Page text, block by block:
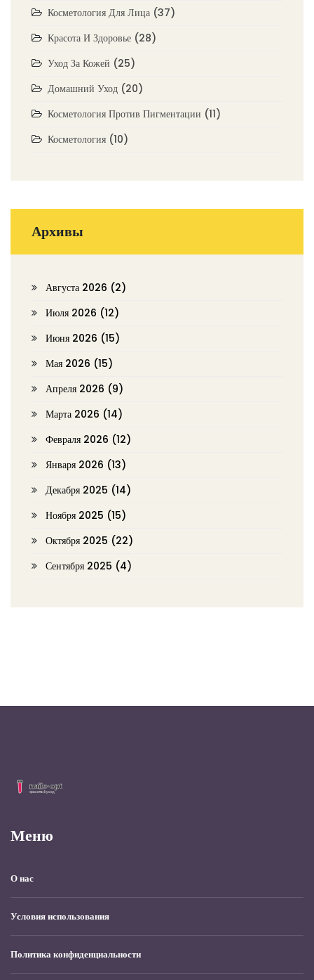
Косметология Для Лица (37)
Красота И Здоровье (28)
Уход За Кожей (25)
Домашний Уход (20)
Косметология Против Пигментации (11)
Косметология (10)
Архивы
Августа 2026 (2)
Июля 2026 (12)
Июня 2026 (15)
Мая 2026 (15)
Апреля 2026 (9)
Марта 2026 (14)
Февраля 2026 (12)
Января 2026 (13)
Декабря 2025 (14)
Ноября 2025 (15)
Октября 2025 (22)
Сентября 2025 (4)
Меню
О нас
Условия использования
Политика конфиденциальности